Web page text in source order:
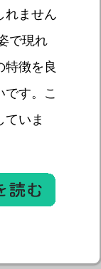
れません
で現れ
特徴を良
です。こ
ていま